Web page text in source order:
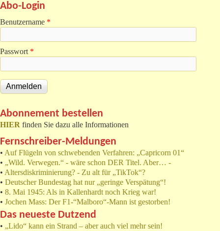
Abo-Login
Benutzername *
Passwort *
Abonnement bestellen
HIER finden Sie dazu alle Informationen
Fernschreiber-Meldungen
• Auf Flügeln von schwebenden Verfahren: „Capricorn 01“
• „Wild. Verwegen.“ - wäre schon DER Titel. Aber… -
• Altersdiskriminierung? - Zu alt für „TikTok“?
• Deutscher Bundestag hat nur „geringe Verspätung“!
• 8. Mai 1945: Als in Kallenhardt noch Krieg war!
• Jochen Mass: Der F1-“Malboro“-Mann ist gestorben!
Das neueste Dutzend
• „Lido“ kann ein Strand – aber auch viel mehr sein!